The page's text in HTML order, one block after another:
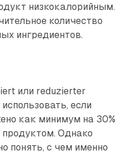
низкокалорийным.
количество
ингредиентов.
или reduzierter
если
как минимум на 30%
Однако
понять, с чем именно